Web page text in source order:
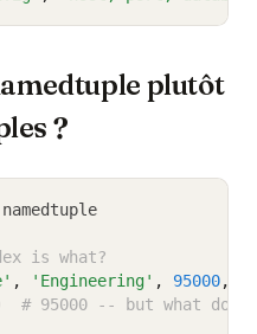
plutôt
?
namedtuple
is what?
, 'Engineering' , 95000,
# 95000 -- but what does